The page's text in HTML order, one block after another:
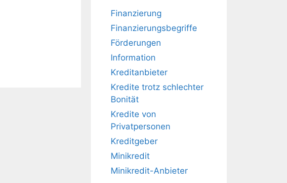
Finanzierung
Finanzierungsbegriffe
Förderungen
Information
Kreditanbieter
Kredite trotz schlechter
Bonität
Kredite von
Privatpersonen
Kreditgeber
Minikredit
Minikredit-Anbieter